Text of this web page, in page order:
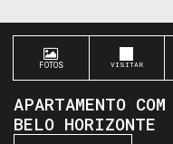
FOTOS
APARTAMENTO
BELO HORIZONTE